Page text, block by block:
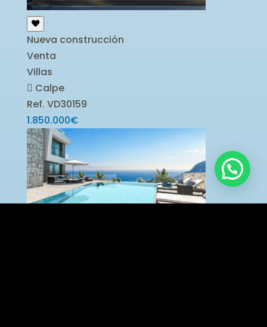
Nueva construcción
Venta
Villas
Calpe
Ref. VD30159
1.850.000€